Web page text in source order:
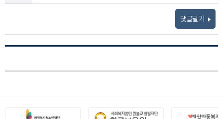
댓글달기